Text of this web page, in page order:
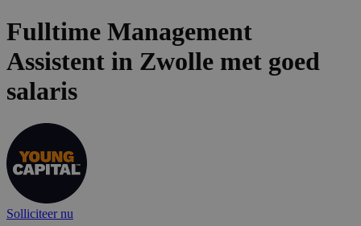
Fulltime Management
Assistent in Zwolle met goed
salaris
Solliciteer nu